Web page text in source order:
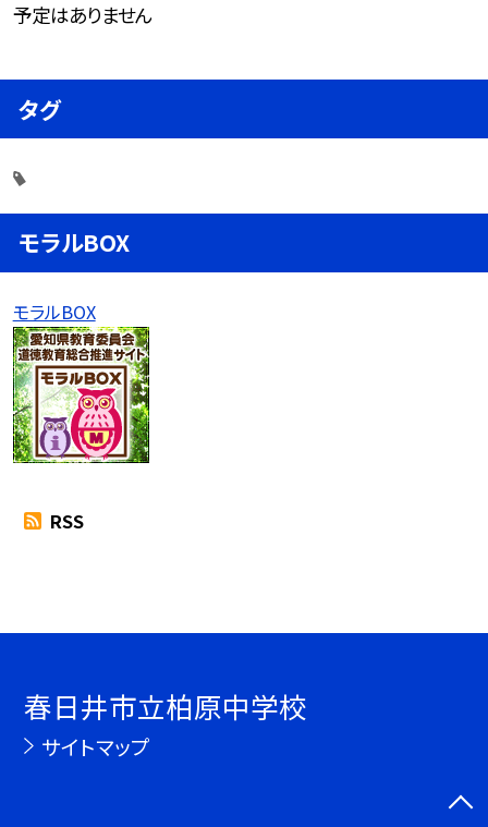
予定はありません
タグ
モラルBOX
モラルBOX
RSS
春日井市立柏原中学校
サイトマップ